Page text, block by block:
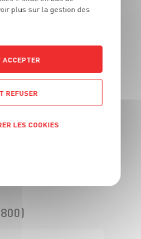
F
plus sur la gestion des
ACCEPTER
REFUSER
LES COOKIES